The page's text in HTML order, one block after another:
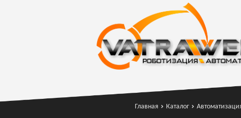
Главная Каталог